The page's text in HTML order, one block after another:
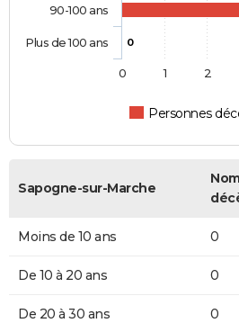
0
Personnes
90-100 ans
Plus de 100 ans
0 1 2
Sapogne-sur-Marche
Moins de 10 ans 0
De 10 à 20 ans 0
De 20 à 30 ans 0